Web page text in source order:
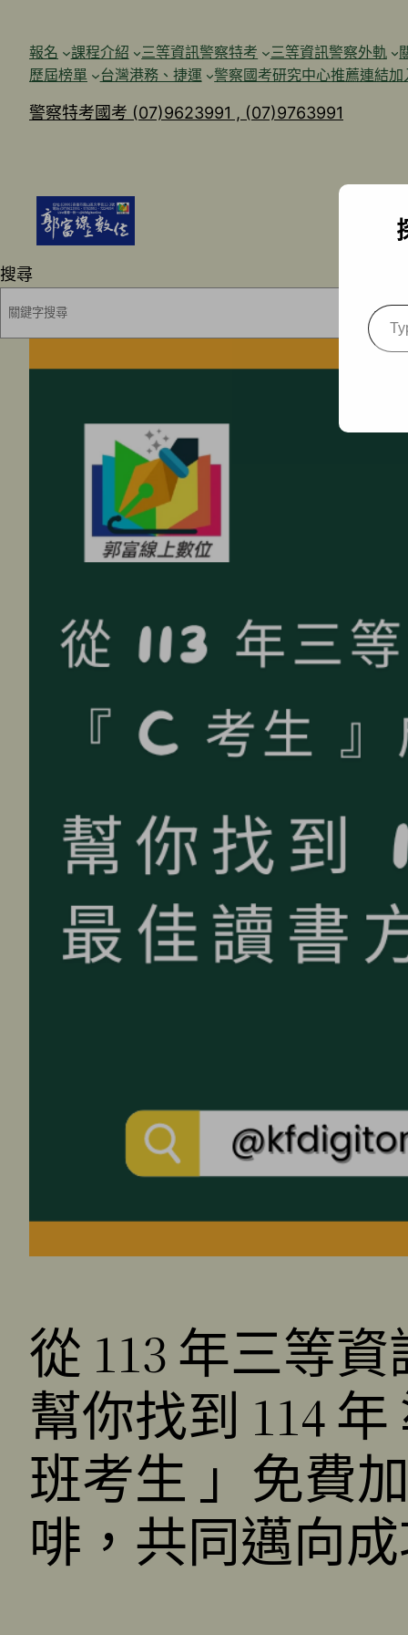
報名 課程介紹 三等資訊警察特考 三等資訊警察外軌
歷屆榜單
台灣港務、捷運 警察國考研究中心推薦連結加
警察特考國考 (07)9623991 , (07)9763991
搜尋
從 113 年三等
幫你找到 114
班考生 」免費
啡，共同邁向成
Type
your